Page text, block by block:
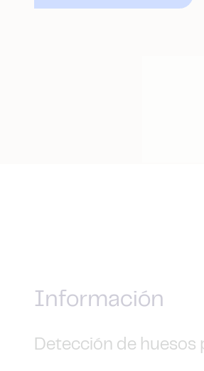
Información
Detección de huesos